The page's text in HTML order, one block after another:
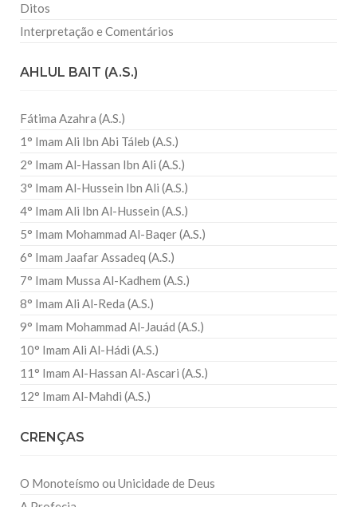
Ditos
Interpretação e Comentários
AHLUL BAIT (A.S.)
Fátima Azahra (A.S.)
1° Imam Ali Ibn Abi Táleb (A.S.)
2° Imam Al-Hassan Ibn Ali (A.S.)
3° Imam Al-Hussein Ibn Ali (A.S.)
4° Imam Ali Ibn Al-Hussein (A.S.)
5° Imam Mohammad Al-Baqer (A.S.)
6° Imam Jaafar Assadeq (A.S.)
7° Imam Mussa Al-Kadhem (A.S.)
8° Imam Ali Al-Reda (A.S.)
9° Imam Mohammad Al-Jauád (A.S.)
10° Imam Ali Al-Hádi (A.S.)
11° Imam Al-Hassan Al-Ascari (A.S.)
12° Imam Al-Mahdi (A.S.)
CRENÇAS
O Monoteísmo ou Unicidade de Deus